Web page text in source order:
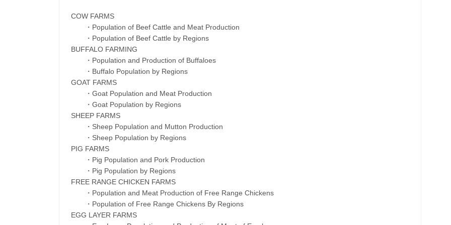
COW FARMS
・Population of Beef Cattle and Meat Production
・Population of Beef Cattle by Regions
BUFFALO FARMING
・Population and Production of Buffaloes
・Buffalo Population by Regions
GOAT FARMS
・Goat Population and Meat Production
・Goat Population by Regions
SHEEP FARMS
・Sheep Population and Mutton Production
・Sheep Population by Regions
PIG FARMS
・Pig Population and Pork Production
・Pig Population by Regions
FREE RANGE CHICKEN FARMS
・Population and Meat Production of Free Range Chickens
・Population of Free Range Chickens By Regions
EGG LAYER FARMS